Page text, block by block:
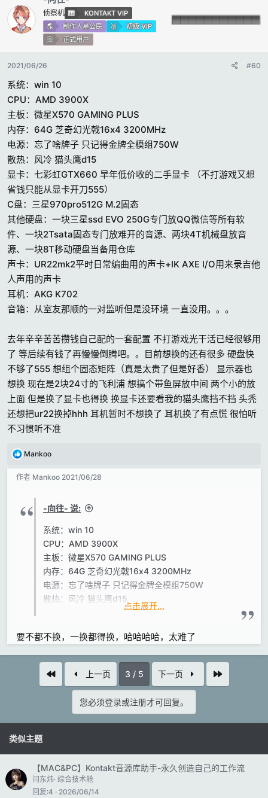
侦察机
KONTAKT VIP
制作人星公民
初级 VIP
正式用户
2021/06/26 #60
系统：win 10
CPU：AMD 3900X
主板：微星X570 GAMING PLUS
内存：64G 芝奇幻光戟16x4 3200MHz
电源：忘了啥牌子 只记得金牌全模组750W
散热：风冷 猫头鹰d15
显卡：七彩虹GTX660 早年低价收的二手显卡 （不打游戏又想
省钱只能从显卡开刀555）
C盘：三星970pro512G M.2固态
其他硬盘：一块三星ssd EVO 250G专门放QQ微信等所有软
件、一块2Tsata固态专门放难开的音源、两块4T机械盘放音
源、一块8T移动硬盘当备用仓库
声卡：UR22mk2平时日常编曲用的声卡+IK AXE I/O用来录吉他
人声用的声卡
耳机：AKG K702
音箱：从室友那顺的一对监听但是没环境 一直没用。。。
去年辛辛苦苦攒钱自己配的一套配置 不打游戏光干活已经很够用
了 等后续有钱了再慢慢倒腾吧。。目前想换的还有很多 硬盘快
不够了555 想组个固态矩阵（真是太贵了但是好香） 显示器也
想换 现在是2块24寸的飞利浦 想搞个带鱼屏放中间 两个小的放
上面 但是换了显卡也得换 换显卡还要看我的猫头鹰挡不挡 头秃
还想把ur22换掉hhh 耳机暂时不想换了 耳机换了有点慌 很怕听
不习惯听不准
反
:
Mankoo
作者 Mankoo 2021/06/28
-向往- 说:
系统：win 10
CPU：AMD 3900X
主板：微星X570 GAMING PLUS
内存：64G 芝奇幻光戟16x4 3200MHz
电源：忘了啥牌子 只记得金牌全模组750W
散热：风冷 猫头鹰d15
显卡：七彩虹GTX660 早年低价收的二手显卡 （不打
C盘：三星970pro512G M.2固态
其他硬盘：一块三星ssd EVO 250G专门放QQ微信等
所有软件、一块2Tsata固态专门放难开的音源、两块
4T机械盘放音源、一块8T移动硬盘当备用仓库
声卡：UR22mk2平时日常编曲用的声卡+IK AXE I/O
用来录吉他人声用的声卡
耳机：AKG K702
去年辛辛苦苦攒钱自己配的一套配置 不打游戏光干活
已经很够用了 等后续有钱了再慢慢倒腾吧。。目前想
点击展开...
要不都不换，一换都得换，哈哈哈哈，太难了
首个 上一页 3 / 5 下一页 最近
您必须登录或注册才可回复。
类似主题
【MAC&PC】Kontakt音源库助手-永久创造自己的工作流
闫东炜 综合技术舱
回复 4 2026/06/14